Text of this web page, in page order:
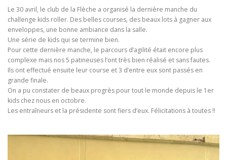
Le 30 avril, le club de la Flèche a organisé la dernière manche du
challenge kids roller. Des belles courses, des beaux lots à gagner aux
enveloppes, une bonne ambiance dans la salle.
Une série de kids qui se termine bien.
Pour cette dernière manche, le parcours d’agilité était encore plus
complexe mais nos 5 patineuses l’ont très bien réalisé et sans fautes.
Ils ont effectué ensuite leur course et 3 d’entre eux sont passés en
grande finale.
On a pu constater de beaux progrès pour tout le monde depuis le 1er
kids chez nous en octobre.
Les entraîneurs et la présidente sont fiers d’eux. Félicitations à toutes !!